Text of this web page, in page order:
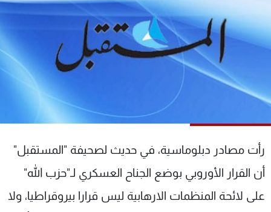
رأت مصادر دبلوماسية، في حديث لصحيفة "المستقبل"
أن القرار الأوروبي بوضع الجناح العسكري لـ"حزب الله"
على لائحة المنظمات الارهابية ليس قرارا بيروقراطيا، ولا
منوعات رياضة
كأس العالم
البرامج
شاهد البرامج
الترددات
عن MTV
الإنـتـاج
لاعلاناتكم
وظائف
تواصل معنا
شروط الإسـتخدام